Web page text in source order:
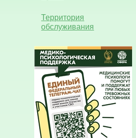
Территория
обслуживания